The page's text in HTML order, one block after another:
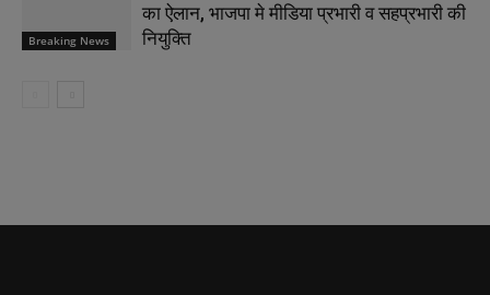
Breaking News
का ऐलान, भाजपा मे मीडिया प्रभारी व सहप्रभारी की
नियुक्ति